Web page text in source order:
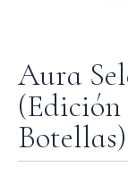
Aura
Botellas)